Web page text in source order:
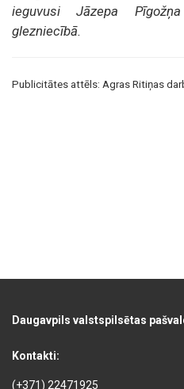
ieguvusi Jāzepa
glezniecībā.
Publicitātes attēls: Agras Ritiņas
Daugavpils valstspilsētas
Kontakti:
(+371) 22471925